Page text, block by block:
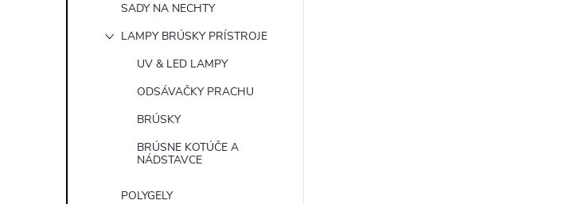
SADY NA NECHTY
LAMPY BRÚSKY PRÍSTROJE
UV & LED LAMPY
ODSÁVAČKY PRACHU
BRÚSKY
BRÚSNE KOTÚČE A
NÁDSTAVCE
POLYGELY